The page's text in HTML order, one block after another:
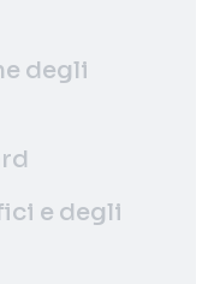
degli
e degli